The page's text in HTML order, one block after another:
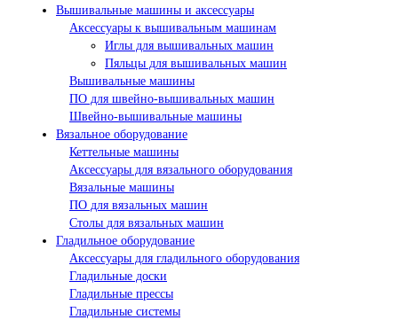
Вышивальные машины и аксессуары
Аксессуары к вышивальным машинам
Иглы для вышивальных машин
Пяльцы для вышивальных машин
Вышивальные машины
ПО для швейно-вышивальных машин
Швейно-вышивальные машины
Вязальное оборудование
Кеттельные машины
Аксессуары для вязального оборудования
Вязальные машины
ПО для вязальных машин
Столы для вязальных машин
Гладильное оборудование
Аксессуары для гладильного оборудования
Гладильные доски
Гладильные прессы
Гладильные системы